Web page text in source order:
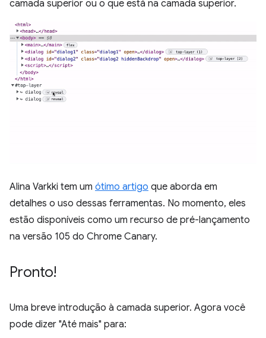
camada superior ou o que está na camada superior.
Alina Varkki tem um ótimo artigo que aborda em
detalhes o uso dessas ferramentas. No momento, eles
estão disponíveis como um recurso de pré-lançamento
na versão 105 do Chrome Canary.
Pronto!
Uma breve introdução à camada superior. Agora você
pode dizer "Até mais" para: